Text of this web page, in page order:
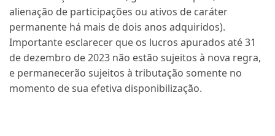
alienação de participações ou ativos de caráter
permanente há mais de dois anos adquiridos).
Importante esclarecer que os lucros apurados até 31
de dezembro de 2023 não estão sujeitos à nova regra,
e permanecerão sujeitos à tributação somente no
momento de sua efetiva disponibilização.